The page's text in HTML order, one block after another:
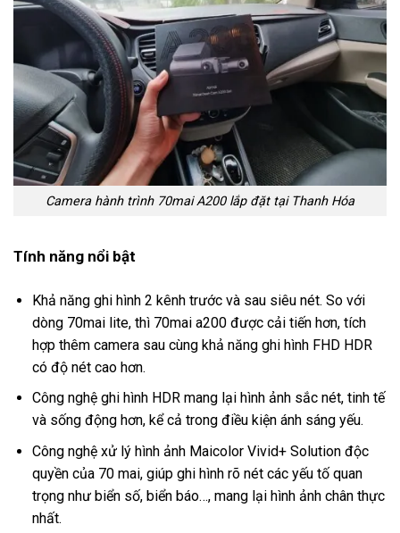
Camera hành trình 70mai A200 lắp đặt tại Thanh Hóa
Tính năng nổi bật
Khả năng ghi hình 2 kênh trước và sau siêu nét. So với
dòng 70mai lite, thì 70mai a200 được cải tiến hơn, tích
hợp thêm camera sau cùng khả năng ghi hình FHD HDR
có độ nét cao hơn.
Công nghệ ghi hình HDR mang lại hình ảnh sắc nét, tinh tế
và sống động hơn, kể cả trong điều kiện ánh sáng yếu.
Công nghệ xử lý hình ảnh Maicolor Vivid+ Solution độc
quyền của 70 mai, giúp ghi hình rõ nét các yếu tố quan
trọng như biển số, biển báo…, mang lại hình ảnh chân thực
nhất.